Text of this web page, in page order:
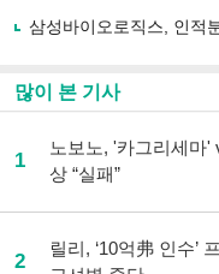
삼성바이오로직스, 인적
많이 본 기사
1
노보노, '카그리세마'
상 “실패”
2
릴리, ‘10억弗 인수’